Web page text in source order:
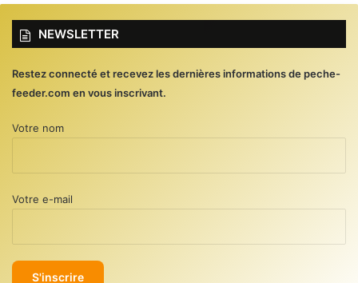
NEWSLETTER
Restez connecté et recevez les dernières informations de peche-
feeder.com en vous inscrivant.
Votre nom
Votre e-mail